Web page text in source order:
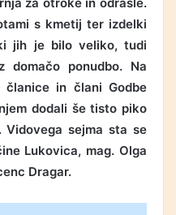
za otroke in odrasle.
s kmetij ter izdelki
jih je bilo veliko, tudi
ponudbo. Na
in člani Godbe
dodali še tisto piko
Vidovega sejma sta se
Lukovica, mag. Olga
Dragar.